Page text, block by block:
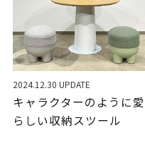
2024.12.30 UPDATE
キャラクターのように愛
らしい収納スツール